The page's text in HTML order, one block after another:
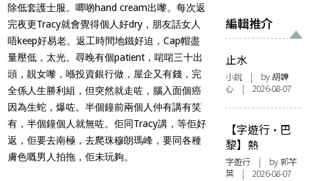
除低套護士服。唧啲hand cream出嚟。每次返
完夜更Tracy就會覺得個人好dry，朋友話女人
唔keep好易老。返工時間地鐵好迫，Cap帽盡
量壓低，太光。尋晚有個patient，啱啱三十出
頭，靚女嚟，喺投資銀行做，屋企又有錢，完
全係人生勝利組，但突然就走咗，腦入面個癌
因為生蛇，爆咗。半個鐘前兩個人仲有講有笑
有，半個鐘個人就無咗。佢同Tracy講，等佢好
返，佢要去南極，去爬珠穆朗瑪峰，要同各種
膚色嘅男人拍拖，佢未玩夠。
編輯推介
止水
小說 | by 胡韡
心 | 2026-08-07
【字遊行·巴
黎】熱
字遊行 | by 郭芊
葉 | 2026-08-07